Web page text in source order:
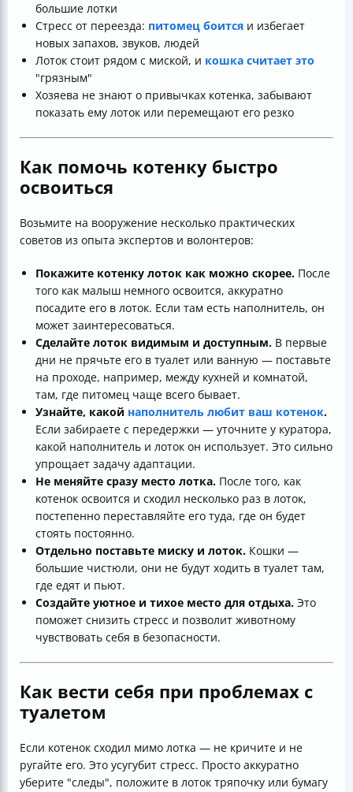
большие лотки
Стресс от переезда: питомец боится и избегает
новых запахов, звуков, людей
Лоток стоит рядом с миской, и кошка считает это
"грязным"
Хозяева не знают о привычках котенка, забывают
показать ему лоток или перемещают его резко
Как помочь котенку быстро
освоиться
Возьмите на вооружение несколько практических
советов из опыта экспертов и волонтеров:
Покажите котенку лоток как можно скорее. После
того как малыш немного освоится, аккуратно
посадите его в лоток. Если там есть наполнитель, он
может заинтересоваться.
Сделайте лоток видимым и доступным. В первые
дни не прячьте его в туалет или ванную — поставьте
на проходе, например, между кухней и комнатой,
там, где питомец чаще всего бывает.
Узнайте, какой наполнитель любит ваш котенок.
Если забираете с передержки — уточните у куратора,
какой наполнитель и лоток он использует. Это сильно
упрощает задачу адаптации.
Не меняйте сразу место лотка. После того, как
котенок освоится и сходил несколько раз в лоток,
постепенно переставляйте его туда, где он будет
стоять постоянно.
Отдельно поставьте миску и лоток. Кошки —
большие чистюли, они не будут ходить в туалет там,
где едят и пьют.
Создайте уютное и тихое место для отдыха. Это
поможет снизить стресс и позволит животному
чувствовать себя в безопасности.
Как вести себя при проблемах с
туалетом
Если котенок сходил мимо лотка — не кричите и не
ругайте его. Это усугубит стресс. Просто аккуратно
уберите "следы", положите в лоток тряпочку или бумагу